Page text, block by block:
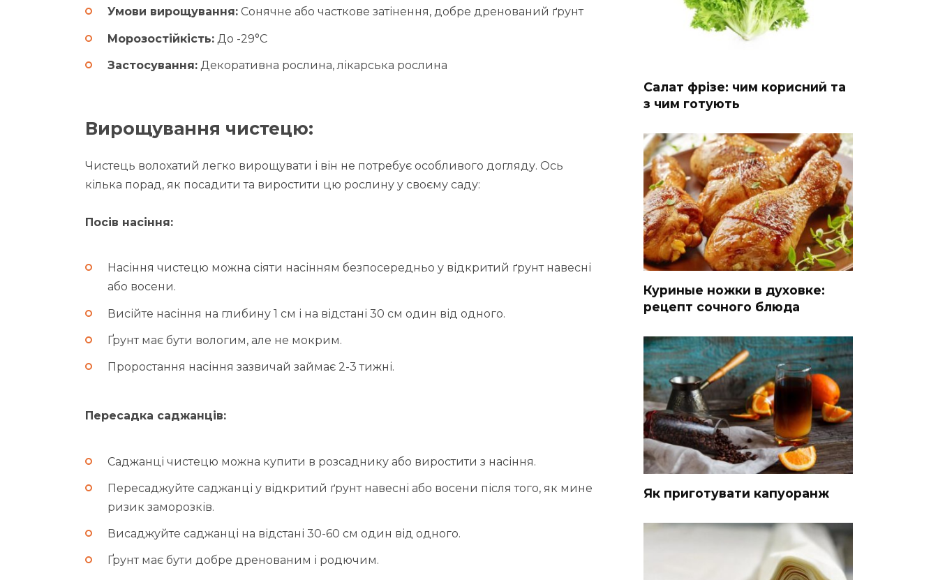
Умови вирощування: Сонячне або часткове затінення, добре дренований ґрунт
Морозостійкість: До -29°C
Застосування: Декоративна рослина, лікарська рослина
Вирощування чистецю:
Чистець волохатий легко вирощувати і він не потребує особливого догляду. Ось
кілька порад, як посадити та виростити цю рослину у своєму саду:
Посів насіння:
Насіння чистецю можна сіяти насінням безпосередньо у відкритий ґрунт навесні
або восени.
Висійте насіння на глибину 1 см і на відстані 30 см один від одного.
Ґрунт має бути вологим, але не мокрим.
Проростання насіння зазвичай займає 2-3 тижні.
Пересадка саджанців:
Саджанці чистецю можна купити в розсаднику або виростити з насіння.
Пересаджуйте саджанці у відкритий ґрунт навесні або восени після того, як мине
ризик заморозків.
Висаджуйте саджанці на відстані 30-60 см один від одного.
Ґрунт має бути добре дренованим і родючим.
Салат фрізе: чим корисний та
з чим готують
Куриные ножки в духовке:
рецепт сочного блюда
Як приготувати капуоранж